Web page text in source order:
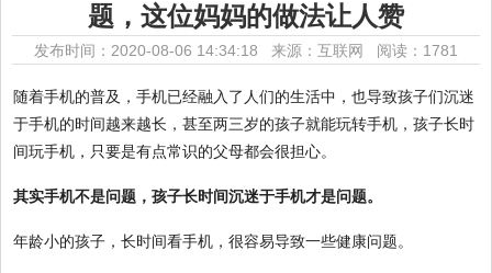
题，这位妈妈的做法让人赞
发布时间：2020-08-06 14:34:18 来源：互联网 阅读：1781
随着手机的普及，手机已经融入了人们的生活中，也导致孩子们沉迷
于手机的时间越来越长，甚至两三岁的孩子就能玩转手机，孩子长时
间玩手机，只要是有点常识的父母都会很担心。
其实手机不是问题，孩子长时间沉迷于手机才是问题。
年龄小的孩子，长时间看手机，很容易导致一些健康问题。